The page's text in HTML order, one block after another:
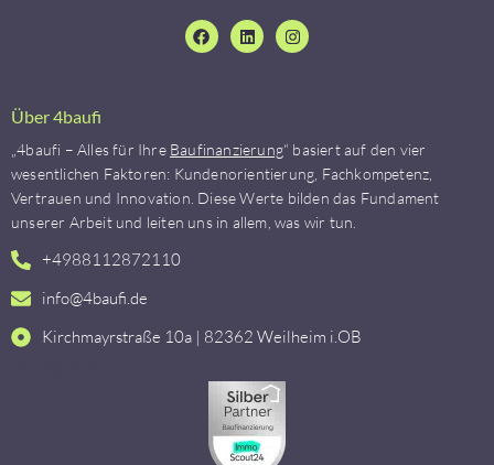
Über 4baufi
„4baufi – Alles für Ihre Baufinanzierung“ basiert auf den vier
wesentlichen Faktoren: Kundenorientierung, Fachkompetenz,
Vertrauen und Innovation. Diese Werte bilden das Fundament
unserer Arbeit und leiten uns in allem, was wir tun.
+4988112872110
info@4baufi.de
Kirchmayrstraße 10a | 82362 Weilheim i.OB